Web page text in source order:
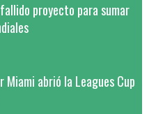
proyecto para sumar
abrió la Leagues Cup